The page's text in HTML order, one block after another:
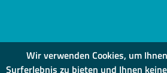
Wir verwenden Cookies, um
Surferlebnis zu bieten und Ihnen